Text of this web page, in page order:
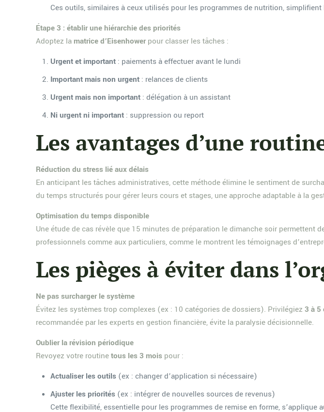
Ces outils, similaires à ceux utilisés pour les programmes de nutrition, simplifient
Étape 3 : établir une hiérarchie des priorités
Adoptez la matrice d’Eisenhowerpour classer les tâches :
Urgent et important : paiements à effectuer avant le lundi
Important mais non urgent : relances de clients
Urgent mais non important : délégation à un assistant
Ni urgent ni important : suppression ou report
Les avantages d’une
Réduction du stress lié aux délais
En anticipant les tâches administratives, cette méthode élimine le sentiment de
du temps structurés pour gérer leurs cours et stages, une approche adaptable à la
Optimisation du temps disponible
Une étude de cas révèle que 15 minutes de préparation le dimanche soir permettent
professionnels comme aux particuliers, comme le montrent les témoignages
Les pièges à éviter dans
Ne pas surcharger le système
Évitez les systèmes trop complexes (ex : 10 catégories de dossiers). Privilégiez3 à 5
recommandée par les experts en gestion financière, évite la paralysie décisionnelle.
Oublier la révision périodique
Revoyez votre routinetous les 3 mois pour :
Actualiser les outils (ex : changer d’application si nécessaire)
Ajuster les priorités (ex : intégrer de nouvelles sources de revenus)
Cette flexibilité, essentielle pour les programmes de remise en forme, s’applique